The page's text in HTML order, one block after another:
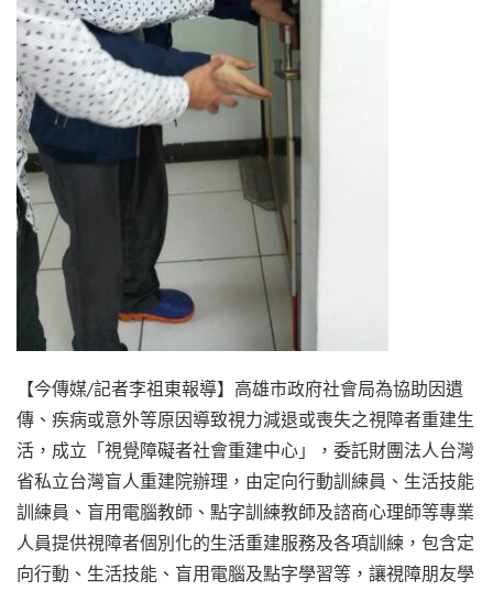
【今傳媒/記者李祖東報導】高雄市政府社會局為協助因遺
傳、疾病或意外等原因導致視力減退或喪失之視障者重建生
活，成立「視覺障礙者社會重建中心」，委託財團法人台灣
省私立台灣盲人重建院辦理，由定向行動訓練員、生活技能
訓練員、盲用電腦教師、點字訓練教師及諮商心理師等專業
人員提供視障者個別化的生活重建服務及各項訓練，包含定
向行動、生活技能、盲用電腦及點字學習等，讓視障朋友學